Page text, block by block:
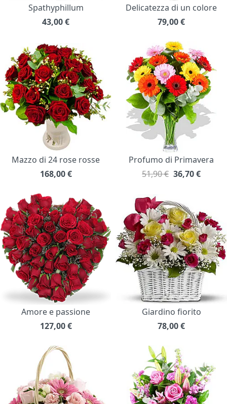
Spathyphillum
43,00€
Delicatezza di un colore
79,00€
Mazzo di 24 rose rosse
168,00 €
Profumo di Primavera
51,90 € 36,70€
Amore e passione
127,00 €
Giardino fiorito
78,00€